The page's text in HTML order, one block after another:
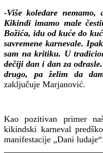
-Više koledare
Kikindi imamo male
Božića, idu od kuće do
savremene karnevale.
sam na kritiku. U
dečiji dan i dan za
drugo, pa želim da
zaključuje Marjanović.
Kao pozitivan primer
kikindski karneval
manifestacije „Dani